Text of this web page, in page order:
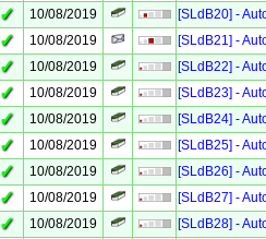
✓ 10/08/2019
[SLdB20] -
✓ 10/08/2019
[SLdB21] -
✓ 10/08/2019
[SLdB22] -
✓ 10/08/2019
[SLdB23] -
✓ 10/08/2019
[SLdB24] -
✓ 10/08/2019
[SLdB25] -
✓ 10/08/2019
[SLdB26] -
✓ 10/08/2019
[SLdB27] -
✓ 10/08/2019
[SLdB28] -